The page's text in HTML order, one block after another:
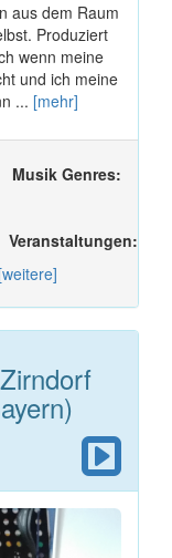
aus dem Raum
Produziert
wenn meine
und ich meine
... [mehr]
Musik Genres:
Veranstaltungen:
[weitere]